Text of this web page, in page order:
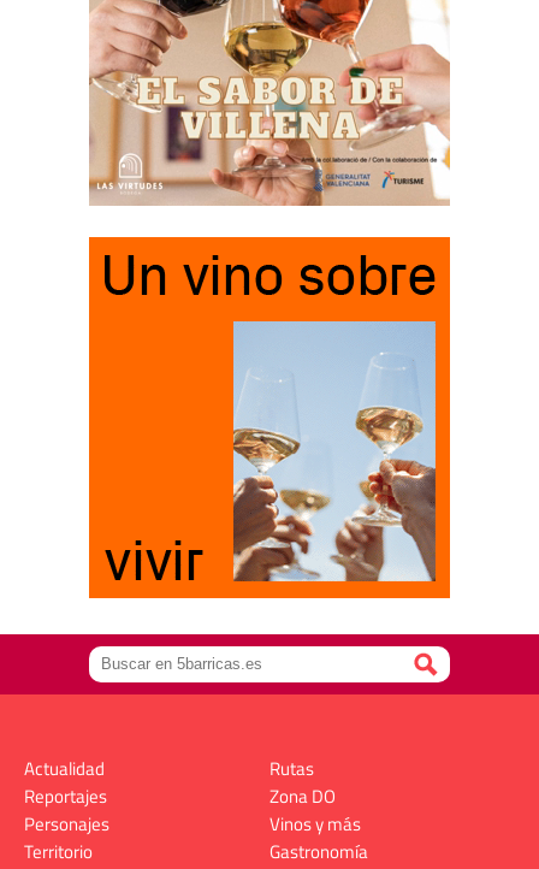
Actualidad
Reportajes
Personajes
Territorio
Rutas
Zona DO
Vinos y más
Gastronomía